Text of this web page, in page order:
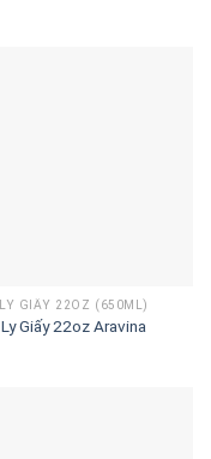
LY GIẤY 22OZ (650ML)
Ly Giấy 22oz Aravina